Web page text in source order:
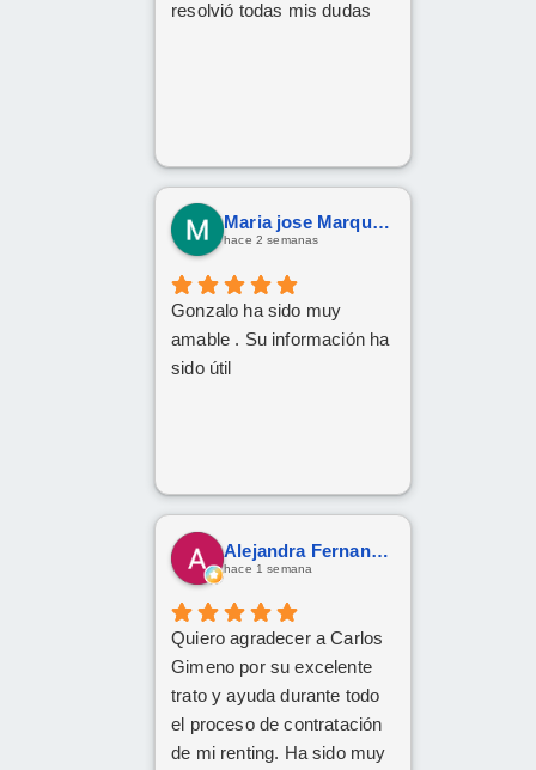
resolvió todas mis dudas
Maria jose Marquez Gonzalez
hace 2 semanas
Gonzalo ha sido muy
amable . Su información ha
sido útil
Alejandra Fernandez
hace 1 semana
Quiero agradecer a Carlos
Gimeno por su excelente
trato y ayuda durante todo
el proceso de contratación
de mi renting. Ha sido muy